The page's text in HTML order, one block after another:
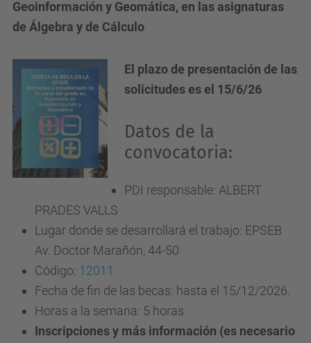
Geoinformación y Geomática, en las asignaturas
de Álgebra y de Cálculo
El plazo de presentación de las
solicitudes es el 15/6/26
Datos de la
convocatoria:
PDI responsable: ALBERT
PRADES VALLS
Lugar donde se desarrollará el trabajo: EPSEB
Av. Doctor Marañón, 44-50
Código: 12011
Fecha de fin de las becas: hasta el 15/12/2026.
Horas a la semana: 5 horas
Inscripciones y más información (es necesario